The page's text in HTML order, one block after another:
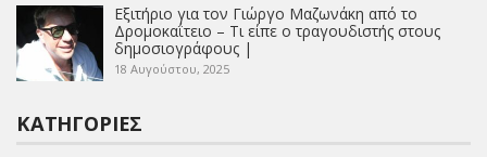
Εξιτήριο για τον Γιώργο Μαζωνάκη από το
Δρομοκαΐτειο – Τι είπε ο τραγουδιστής στους
δημοσιογράφους |
18 Αυγούστου, 2025
ΚΑΤΗΓΟΡΊΕΣ